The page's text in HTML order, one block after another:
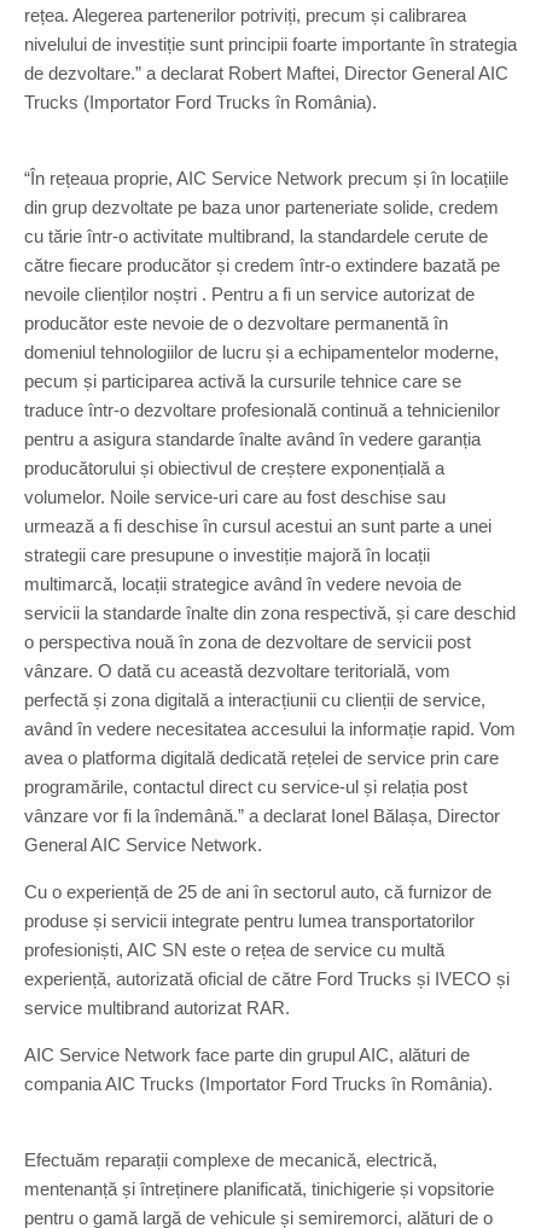
rețea. Alegerea partenerilor potriviți, precum și calibrarea
nivelului de investiție sunt principii foarte importante în strategia
de dezvoltare.” a declarat Robert Maftei, Director General AIC
Trucks (Importator Ford Trucks în România).
“În rețeaua proprie, AIC Service Network precum și în locațiile
din grup dezvoltate pe baza unor parteneriate solide, credem
cu tărie într-o activitate multibrand, la standardele cerute de
către fiecare producător și credem într-o extindere bazată pe
nevoile clienților noștri . Pentru a fi un service autorizat de
producător este nevoie de o dezvoltare permanentă în
domeniul tehnologiilor de lucru și a echipamentelor moderne,
pecum și participarea activă la cursurile tehnice care se
traduce într-o dezvoltare profesională continuă a tehnicienilor
pentru a asigura standarde înalte având în vedere garanția
producătorului și obiectivul de creștere exponențială a
volumelor. Noile service-uri care au fost deschise sau
urmează a fi deschise în cursul acestui an sunt parte a unei
strategii care presupune o investiție majoră în locații
multimarcă, locații strategice având în vedere nevoia de
servicii la standarde înalte din zona respectivă, și care deschid
o perspectiva nouă în zona de dezvoltare de servicii post
vânzare. O dată cu această dezvoltare teritorială, vom
perfectă și zona digitală a interacțiunii cu clienții de service,
având în vedere necesitatea accesului la informație rapid. Vom
avea o platforma digitală dedicată rețelei de service prin care
programările, contactul direct cu service-ul și relația post
vânzare vor fi la îndemână.” a declarat Ionel Bălașa, Director
General AIC Service Network.
Cu o experiență de 25 de ani în sectorul auto, că furnizor de
produse și servicii integrate pentru lumea transportatorilor
profesioniști, AIC SN este o rețea de service cu multă
experiență, autorizată oficial de către Ford Trucks și IVECO și
service multibrand autorizat RAR.
AIC Service Network face parte din grupul AIC, alături de
compania AIC Trucks (Importator Ford Trucks în România).
Efectuăm reparații complexe de mecanică, electrică,
mentenanță și întreținere planificată, tinichigerie și vopsitorie
pentru o gamă largă de vehicule și semiremorci, alături de o